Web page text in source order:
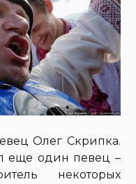
Олег Скрипка.
еще один певец –
некоторых